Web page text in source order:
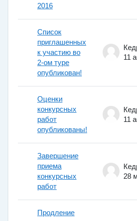
2016
Список
приглашенных
к участию во
2-ом туре
опубликован!
11
Оценки
конкурсных
работ
опубликованы!
11
Завершение
приема
конкурсных
работ
28
Продление